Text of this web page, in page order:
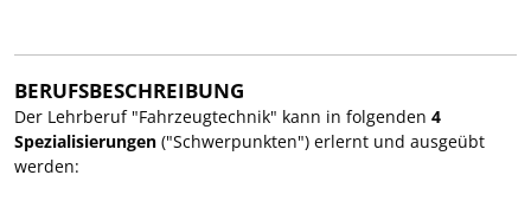
BERUFSBESCHREIBUNG
Der Lehrberuf "Fahrzeugtechnik" kann in folgenden 4
Spezialisierungen ("Schwerpunkten") erlernt und ausgeübt
werden: